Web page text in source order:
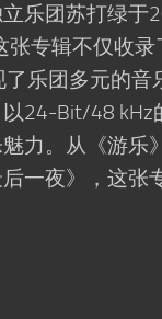
乐团苏打绿
专辑不仅收
乐团多元的音
24-Bit/48 kHz
力。从《游乐
一夜》，这张